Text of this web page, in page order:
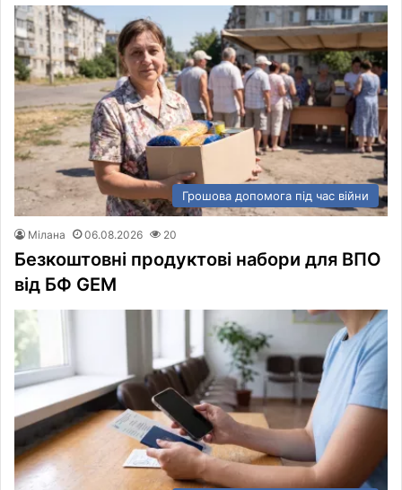
Грошова допомога під час війни
Мілана 06.08.2026 20
Безкоштовні продуктові набори для ВПО
від БФ GEM